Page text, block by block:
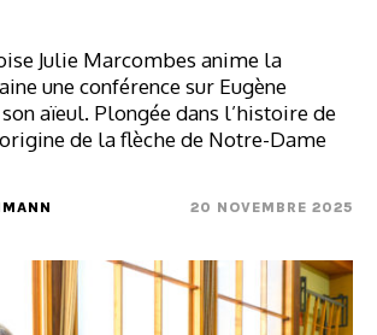
Julie Marcombes anime la
une conférence sur Eugène
aïeul. Plongée dans l’histoire de
de la flèche de Notre-Dame
20 NOVEMBRE 2025